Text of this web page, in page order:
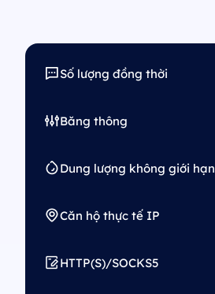
Số lượng đồng thời
Băng thông
Dung lượng không giới hạn
Căn hộ thực tế IP
HTTP(S)/SOCKS5